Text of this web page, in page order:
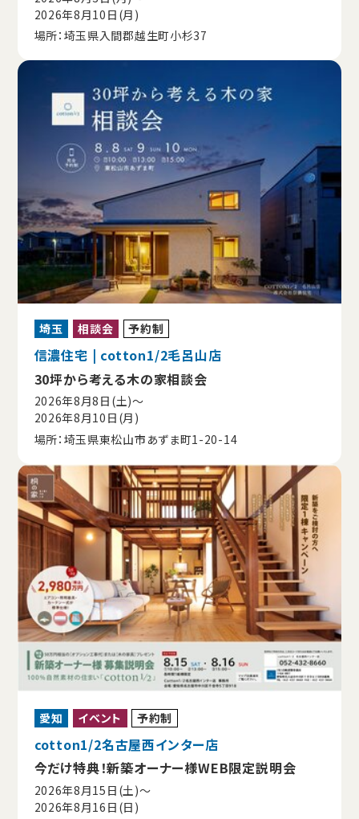
2026年8月10日(月)
場所：埼玉県入間郡越生町小杉37
埼玉 相談会 予約制
信濃住宅 | cotton1/2毛呂山店
30坪から考える木の家相談会
2026年8月8日(土)〜
2026年8月10日(月)
場所：埼玉県東松山市あずま町1-20-14
愛知 イベント 予約制
cotton1/2名古屋西インター店
今だけ特典！新築オーナー様WEB限定説明会
2026年8月15日(土)〜
2026年8月16日(日)